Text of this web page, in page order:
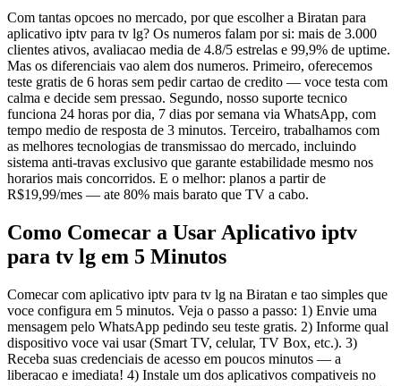
Com tantas opcoes no mercado, por que escolher a Biratan para
aplicativo iptv para tv lg? Os numeros falam por si: mais de 3.000
clientes ativos, avaliacao media de 4.8/5 estrelas e 99,9% de uptime.
Mas os diferenciais vao alem dos numeros. Primeiro, oferecemos
teste gratis de 6 horas sem pedir cartao de credito — voce testa com
calma e decide sem pressao. Segundo, nosso suporte tecnico
funciona 24 horas por dia, 7 dias por semana via WhatsApp, com
tempo medio de resposta de 3 minutos. Terceiro, trabalhamos com
as melhores tecnologias de transmissao do mercado, incluindo
sistema anti-travas exclusivo que garante estabilidade mesmo nos
horarios mais concorridos. E o melhor: planos a partir de
R$19,99/mes — ate 80% mais barato que TV a cabo.
Como Comecar a Usar Aplicativo iptv
para tv lg em 5 Minutos
Comecar com aplicativo iptv para tv lg na Biratan e tao simples que
voce configura em 5 minutos. Veja o passo a passo: 1) Envie uma
mensagem pelo WhatsApp pedindo seu teste gratis. 2) Informe qual
dispositivo voce vai usar (Smart TV, celular, TV Box, etc.). 3)
Receba suas credenciais de acesso em poucos minutos — a
liberacao e imediata! 4) Instale um dos aplicativos compativeis no